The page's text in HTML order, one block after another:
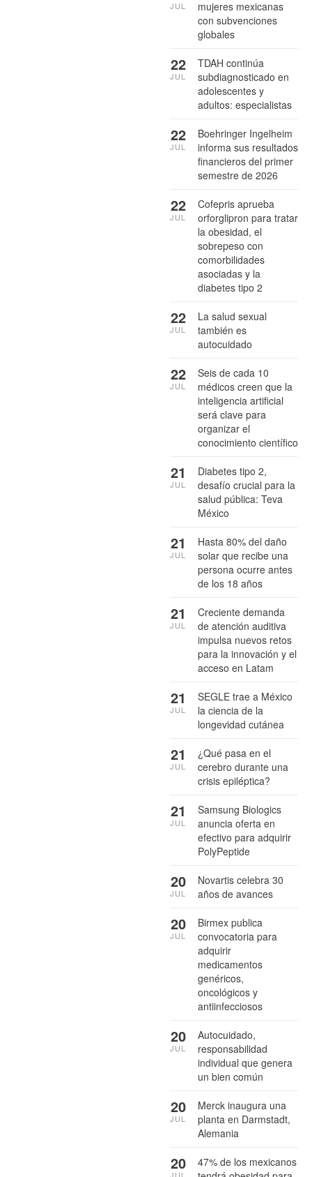
mujeres mexicanas
con subvenciones
globales
JUL
TDAH continúa
subdiagnosticado en
adolescentes y
adultos: especialistas
22
JUL
Boehringer Ingelheim
informa sus resultados
financieros del primer
semestre de 2026
22
JUL
Cofepris aprueba
orforglipron para tratar
la obesidad, el
sobrepeso con
comorbilidades
asociadas y la
diabetes tipo 2
22
JUL
La salud sexual
también es
autocuidado
22
JUL
Seis de cada 10
médicos creen que la
inteligencia artificial
será clave para
organizar el
conocimiento científico
22
JUL
Diabetes tipo 2,
desafío crucial para la
salud pública: Teva
México
21
JUL
Hasta 80% del daño
solar que recibe una
persona ocurre antes
de los 18 años
21
JUL
Creciente demanda
de atención auditiva
impulsa nuevos retos
para la innovación y el
acceso en Latam
21
JUL
SEGLE trae a México
la ciencia de la
longevidad cutánea
21
JUL
¿Qué pasa en el
cerebro durante una
crisis epiléptica?
21
JUL
Samsung Biologics
anuncia oferta en
efectivo para adquirir
PolyPeptide
21
JUL
Novartis celebra 30
años de avances
20
JUL
Birmex publica
convocatoria para
adquirir
medicamentos
genéricos,
oncológicos y
antiinfecciosos
20
JUL
Autocuidado,
responsabilidad
individual que genera
un bien común
20
JUL
Merck inaugura una
planta en Darmstadt,
Alemania
20
JUL
47% de los mexicanos
20